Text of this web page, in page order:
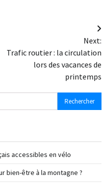
Next:
Trafic routier : la circulation
lors des vacances de
printemps
accessibles en vélo
bien-être à la montagne ?